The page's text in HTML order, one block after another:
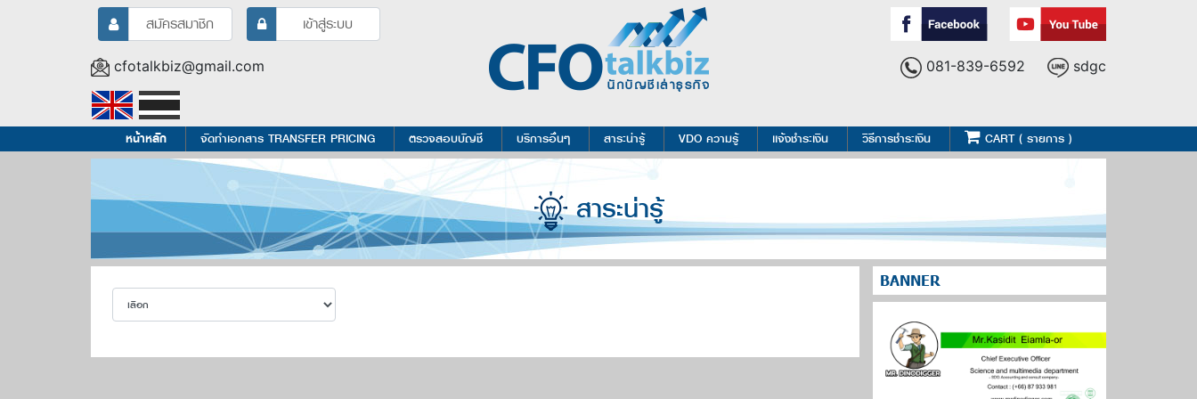
สมัครสมาชิก เข้าสู่ระบบ
cfotalkbiz@gmail.com 081-839-6592 sdgc
หน้าหลัก จัดทำเอกสาร TRANSFER PRICING ตรวจสอบบัญชี บริการอื่นๆ สาระน่ารู้ VDO ความรู้ เเจ้งชำระเงิน วิธีการชำระเงิน CART ( รายการ )
สาระน่ารู้
BANNER